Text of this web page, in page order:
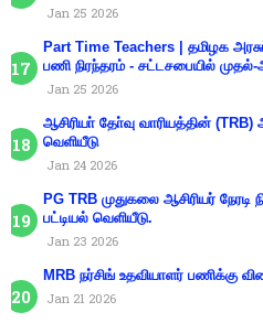
Jan 25 2026
Part Time Teachers | தமிழக
பணி நிரந்தரம் - சட்டசபையில்
Jan 25 2026
ஆசிரியா் தோ்வு வாரியத்தின்
வெளியீடு
Jan 24 2026
PG TRB முதுகலை ஆசிரியர் நேரடி
பட்டியல் வெளியீடு.
Jan 23 2026
MRB நர்சிங் உதவியாளர் பணிக்கு
Jan 21 2026